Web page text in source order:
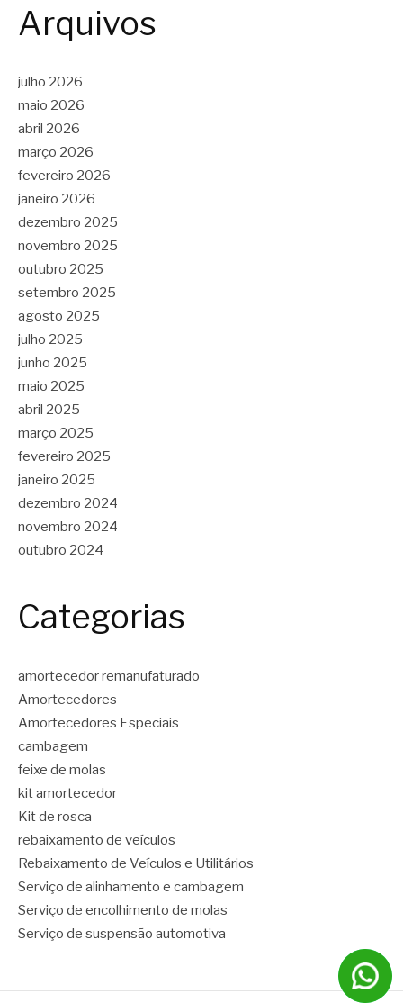
Arquivos
julho 2026
maio 2026
abril 2026
março 2026
fevereiro 2026
janeiro 2026
dezembro 2025
novembro 2025
outubro 2025
setembro 2025
agosto 2025
julho 2025
junho 2025
maio 2025
abril 2025
março 2025
fevereiro 2025
janeiro 2025
dezembro 2024
novembro 2024
outubro 2024
Categorias
amortecedor remanufaturado
Amortecedores
Amortecedores Especiais
cambagem
feixe de molas
kit amortecedor
Kit de rosca
rebaixamento de veículos
Rebaixamento de Veículos e Utilitários
Serviço de alinhamento e cambagem
Serviço de encolhimento de molas
Serviço de suspensão automotiva